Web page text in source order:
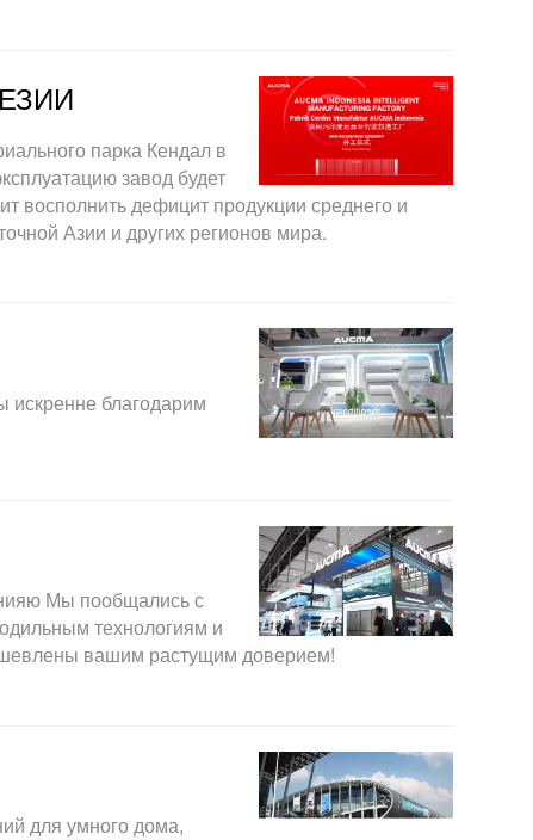
парка Кендал в
завод будет
восполнить дефицит продукции среднего и
Азии и других регионов мира.
искренне благодарим
Мы пообщались с
технологиям и
вашим растущим доверием!
для умного дома,